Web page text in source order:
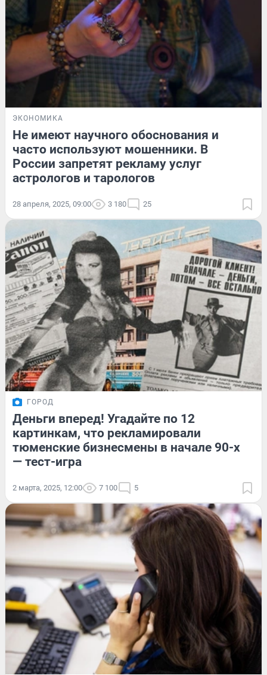
ЭКОНОМИКА
Не имеют научного обоснования и
часто используют мошенники. В
России запретят рекламу услуг
астрологов и тарологов
28 апреля, 2025, 09:00 3 180 25
ГОРОД
Деньги вперед! Угадайте по 12
картинкам, что рекламировали
тюменские бизнесмены в начале 90-х
— тест-игра
2 марта, 2025, 12:00 7 100 5